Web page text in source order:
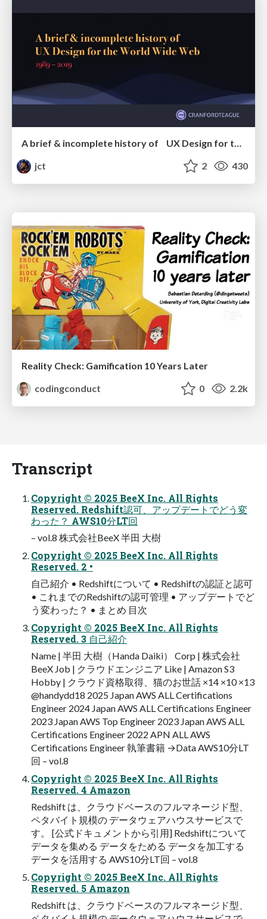
A brief & incomplete history of UX Design for the World Wide Web: 1989–2019
jct
2 430
Reality Check: Gamification 10 Years Later
codingconduct
0 2.2k
Transcript
Copyright © 2025 BeeX Inc. All Rights
Reserved. Redshift認可、アップデートでどう変
わった？ AWS10分LT回
– vol.8 株式会社BeeX 半田 大樹
Copyright © 2025 BeeX Inc. All Rights
Reserved. 2 •
自己紹介 • Redshiftについて • Redshiftの認証と認可
• これまでのRedshiftの認可管理 • アップデートでど
う変わった？ • まとめ 目次
Copyright © 2025 BeeX Inc. All Rights
Reserved. 3 自己紹介
Name | 半田 大樹（Handa Daiki） Corp | 株式会社
BeeX Job | クラウドエンジニア Like | Amazon S3
Hobby | クラウド資格取得、猫のお世話 ×14 ×10 ×13
@handydd18 2025 Japan AWS ALL Certifications
Engineer 2024 Japan AWS ALL Certifications Engineer
2023 Japan AWS Top Engineer 2023 Japan AWS ALL
Certifications Engineer 2022 APN ALL AWS
Certifications Engineer 執筆書籍 →Data AWS10分LT
回 – vol.8
Copyright © 2025 BeeX Inc. All Rights
Reserved. 4 Amazon
Redshift は、クラウドベースのフルマネージド型、
ペタバイト規模の データウェアハウスサービスで
す。 [公式ドキュメントから引用] Redshiftについて
データを集める データをためる データを加工する
データを活用する AWS10分LT回 – vol.8
Copyright © 2025 BeeX Inc. All Rights
Reserved. 5 Amazon
Redshift は、クラウドベースのフルマネージド型、